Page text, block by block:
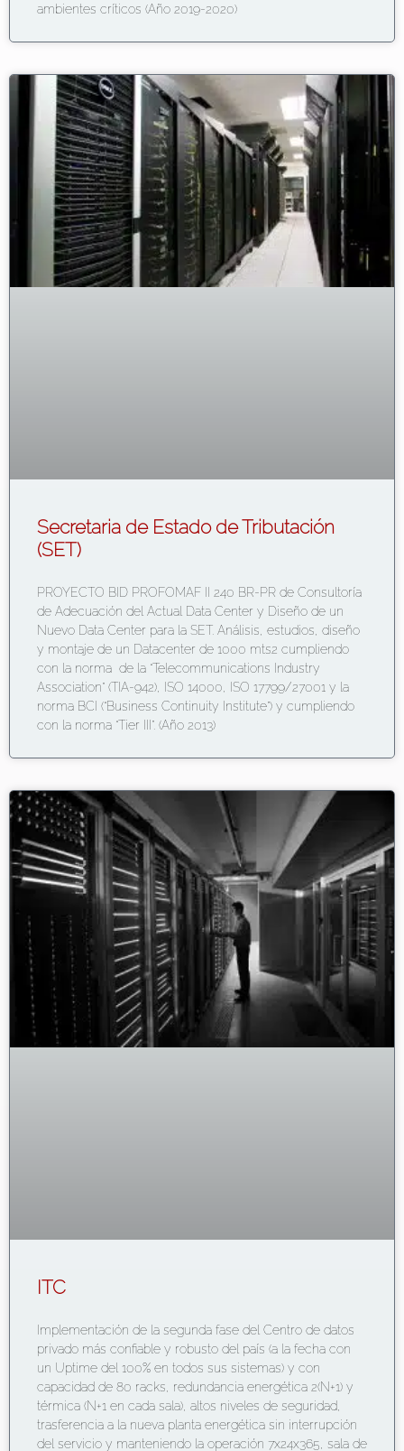
ambientes críticos (Año 2019-2020)
Secretaria de Estado de Tributación
(SET)
PROYECTO BID PROFOMAF II 240 BR-PR de Consultoría
de Adecuación del Actual Data Center y Diseño de un
Nuevo Data Center para la SET. Análisis, estudios, diseño
y montaje de un Datacenter de 1000 mts2 cumpliendo
con la norma de la “Telecommunications Industry
Association” (TIA-942), ISO 14000, ISO 17799/27001 y la
norma BCI (“Business Continuity Institute”) y cumpliendo
con la norma “Tier III”. (Año 2013)
ITC
Implementación de la segunda fase del Centro de datos
privado más confiable y robusto del país (a la fecha con
un Uptime del 100% en todos sus sistemas) y con
capacidad de 80 racks, redundancia energética 2(N+1) y
térmica (N+1 en cada sala), altos niveles de seguridad,
trasferencia a la nueva planta energética sin interrupción
del servicio y manteniendo la operación 7x24x365, sala de